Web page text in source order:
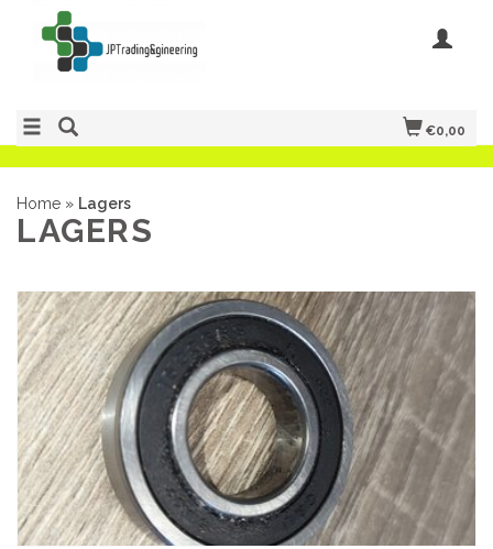
€0,00
Home » Lagers
LAGERS